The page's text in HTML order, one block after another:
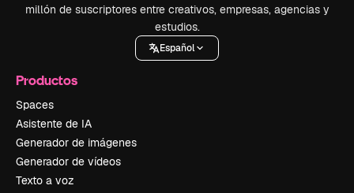
millón de suscriptores entre creativos, empresas, agencias y
estudios.
Español
Productos
Spaces
Asistente de IA
Generador de imágenes
Generador de vídeos
Texto a voz